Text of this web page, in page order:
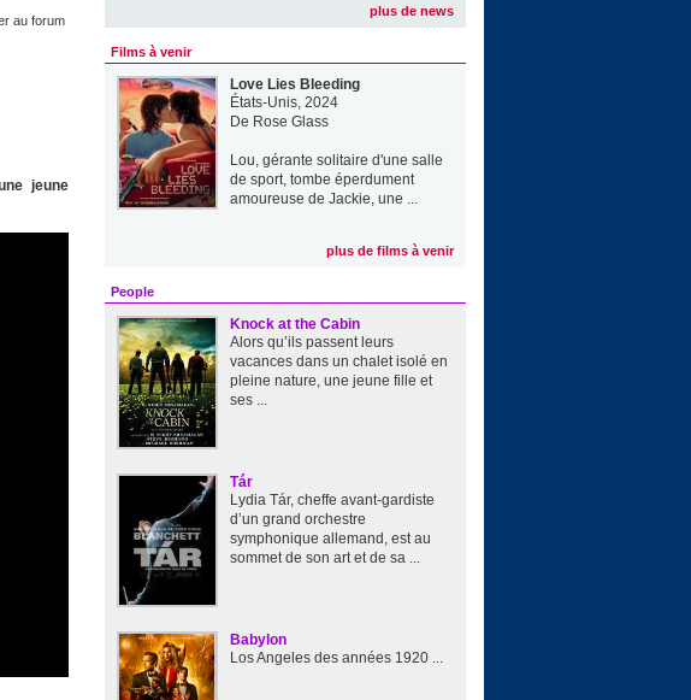
jeune
plus de news
Films à venir
Love Lies Bleeding
États-Unis, 2024
De Rose Glass
Lou, gérante solitaire d'une salle
de sport, tombe éperdument
amoureuse de Jackie, une ...
plus de films à venir
People
Knock at the Cabin
Alors qu’ils passent leurs
vacances dans un chalet isolé en
pleine nature, une jeune fille et
ses ...
Tár
Lydia Tár, cheffe avant-gardiste
d’un grand orchestre
symphonique allemand, est au
sommet de son art et de sa ...
Babylon
Los Angeles des années 1920 ...